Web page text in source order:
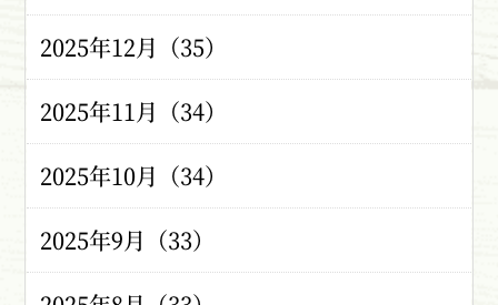
2025年12月（35）
2025年11月（34）
2025年10月（34）
2025年9月（33）